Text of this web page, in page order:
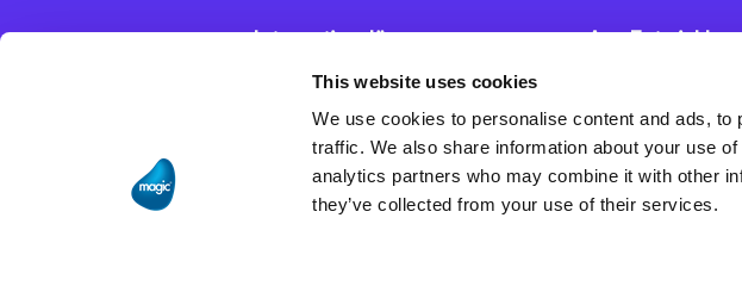
This website uses cookies
We use cookies to personalise content and ads,
traffic. We also share information about your use
analytics partners who may combine it with other
they’ve collected from your use of their services.
Integrationslösungen
Magic xpi
Integrationsplattform
App
Plattform
Magic xpa Web
Framework